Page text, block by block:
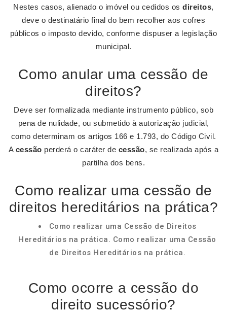
Nestes casos, alienado o imóvel ou cedidos osdireitos,
deve o destinatário final do bem recolher aos cofres
públicos o imposto devido, conforme dispuser a legislação
municipal.
Como anular uma cessão de
direitos?
Deve ser formalizada mediante instrumento público, sob
pena de nulidade, ou submetido à autorização judicial,
como determinam os artigos 166 e 1.793, do Código Civil.
A cessão perderá o caráter de cessão, se realizada após a
partilha dos bens.
Como realizar uma cessão de
direitos hereditários na prática?
Como realizar uma Cessão de Direitos
Hereditários na prática. Como realizar uma Cessão
de Direitos Hereditários na prática.
Como ocorre a cessão do
direito sucessório?